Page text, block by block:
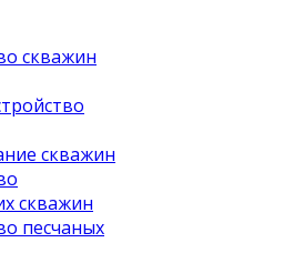
скважин
скважин
скважин
песчаных